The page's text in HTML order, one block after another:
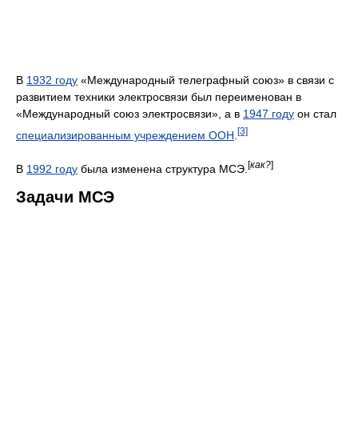
В 1932 году «Международный телеграфный союз» в связи с
развитием техники электросвязи был переименован в
«Международный союз электросвязи», а в 1947 году он стал
специализированным учреждением ООН [3]
В 1992 году была изменена структура МСЭ. [как?]
Задачи МСЭ